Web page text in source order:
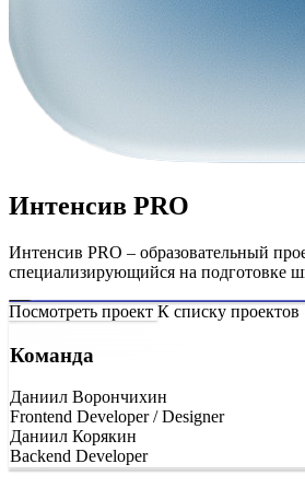
Интенсив PRO
Интенсив PRO – образовательный
специализирующийся на подготовке
Посмотреть проект К списку проектов
Команда
Даниил Ворончихин
Frontend Developer / Designer
Даниил Корякин
Backend Developer